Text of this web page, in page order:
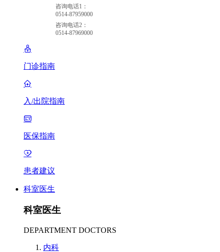
咨询电话1：
0514-87959000
咨询电话2：
0514-87969000
门诊指南
入/出院指南
医保指南
患者建议
科室医生
科室医生
DEPARTMENT DOCTORS
内科